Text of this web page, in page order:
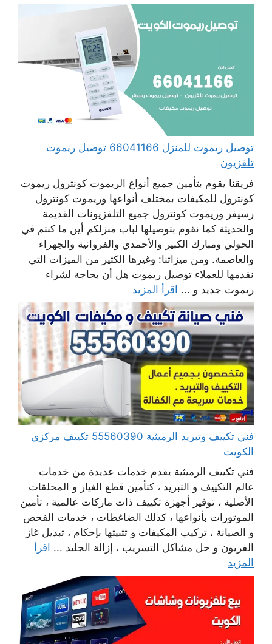
توصيل ريموت للمنزل 66041166 توصيل ريموت
تلفزيون
فريقنا يقوم بتأمين جميع أنواع الريموت كونترول ريموت
كونترول للمكيفات بمختلف أنواعها وريموت كونترول
رسيفر وريموت كونترول جميع التلفزيونات القديمة
والحديثة كما نقوم بتوصيلها لباب منزلكم أين ما كنتم في
الحولي ومبارك الكبير والأحمدي والفروانية والجهراء
والعاصمة. ومن ميزاتنا: وغيرها الكثير من الميزات التي
نقدمها للعملاء توصيل ريموت هل أن بحاجة لشراء
ريموت جديد و ... اقرأ المزيد
فني تكييف وتبريد الرميثية 55560390 تكييف مركزي
الكويت
فني تكييف الرميثية يقدم خدمات عديدة من خدمات
عالم التكييف و التبريد ، كتأمين قطع الغيار و المحلقات
الأصلية ، توفير أجهزة تكييف ذات ماركات عالمية ، تأمين
الموتورات بأنواعها ، كذلك الضاغطات ، خدمات الفحص
و الصيانة ، تركيب المكيفات و تثبيتها بإحكام ، تبديل غاز
الفريون و حل مشاكل التسريب ، إزالة الجليد ... اقرأ
المزيد